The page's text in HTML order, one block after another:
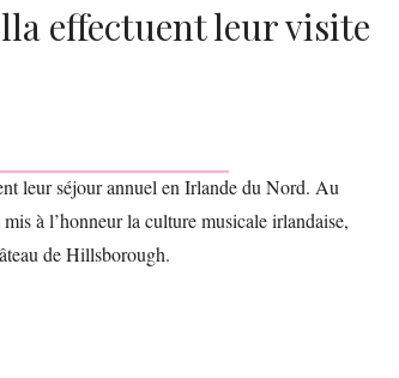
effectuent leur visite
leur séjour annuel en Irlande du Nord. Au
à l’honneur la culture musicale irlandaise,
de Hillsborough.